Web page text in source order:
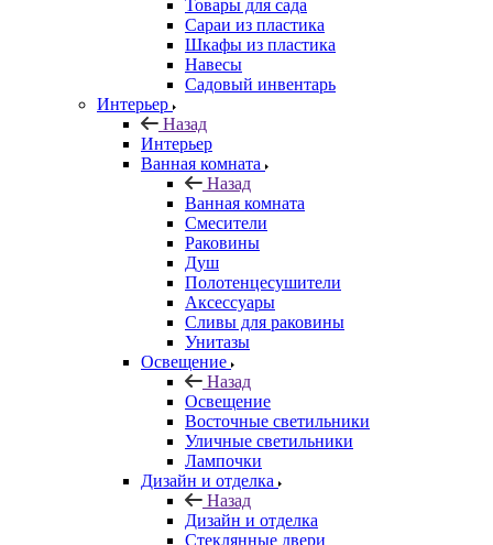
Товары для сада
Сараи из пластика
Шкафы из пластика
Навесы
Садовый инвентарь
Интерьер
Назад
Интерьер
Ванная комната
Назад
Ванная комната
Смесители
Раковины
Душ
Полотенцесушители
Аксессуары
Сливы для раковины
Унитазы
Освещение
Назад
Освещение
Восточные светильники
Уличные светильники
Лампочки
Дизайн и отделка
Назад
Дизайн и отделка
Стеклянные двери